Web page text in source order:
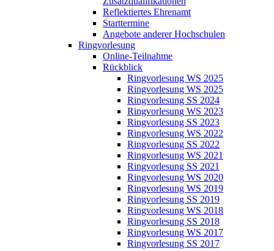
Reflektiertes Ehrenamt
Starttermine
Angebote anderer Hochschulen
Ringvorlesung
Online-Teilnahme
Rückblick
Ringvorlesung WS 2025
Ringvorlesung WS 2025
Ringvorlesung SS 2024
Ringvorlesung WS 2023
Ringvorlesung SS 2023
Ringvorlesung WS 2022
Ringvorlesung SS 2022
Ringvorlesung WS 2021
Ringvorlesung SS 2021
Ringvorlesung WS 2020
Ringvorlesung WS 2019
Ringvorlesung SS 2019
Ringvorlesung WS 2018
Ringvorlesung SS 2018
Ringvorlesung WS 2017
Ringvorlesung SS 2017